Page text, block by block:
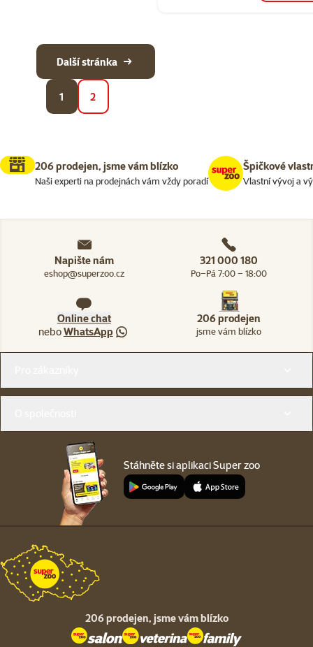
1 2
Další stránka
206 prodejen, jsme vám blízko
Naši experti na prodejnách vám vždy poradí
Špičkové
Vlastní vývoj a
Napište nám
eshop@superzoo.cz
321 000 180
Po–Pá 7:00 – 18:00
Online chat
neboWhatsApp
206 prodejen
jsme vám blízko
Stáhněte si aplikaci Super zoo
206 prodejen, jsme vám blízko